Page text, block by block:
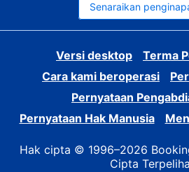
Senaraikan
Versi desktop
Terma
Cara kami beroperasi
Pernyataan
Pernyataan Hak Manusia
Hak cipta © 1996–2026
Cipta